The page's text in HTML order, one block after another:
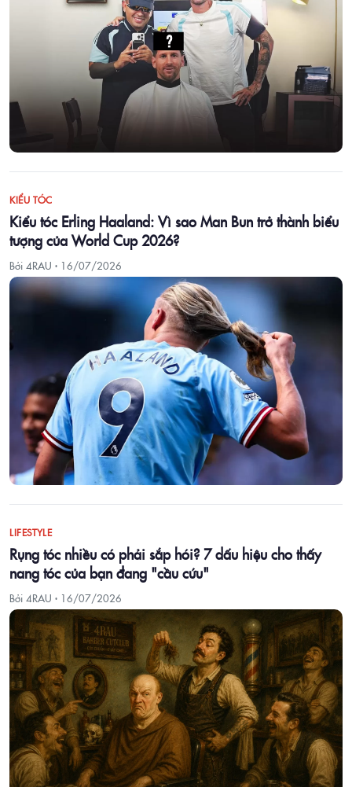
KIỂU TÓC
Kiểu tóc Erling Haaland: Vì sao Man Bun trở thành biểu
tượng của World Cup 2026?
Bởi 4RAU · 16/07/2026
LIFESTYLE
Rụng tóc nhiều có phải sắp hói? 7 dấu hiệu cho thấy
nang tóc của bạn đang "cầu cứu"
Bởi 4RAU · 16/07/2026